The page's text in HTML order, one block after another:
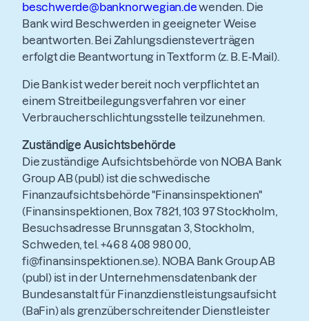
beschwerde@banknorwegian.dewenden. Die
Bank wird Beschwerden in geeigneter Weise
beantworten. Bei Zahlungsdiensteverträgen
erfolgt die Beantwortung in Textform (z. B. E-Mail).
Die Bank ist weder bereit noch verpflichtet an
einem Streitbeilegungsverfahren vor einer
Verbraucherschlichtungsstelle teilzunehmen.
Zuständige Ausichtsbehörde
Die zuständige Aufsichtsbehörde von NOBA Bank
Group AB (publ) ist die schwedische
Finanzaufsichtsbehörde "Finansinspektionen"
(Finansinspektionen, Box 7821, 103 97 Stockholm,
Besuchsadresse Brunnsgatan 3, Stockholm,
Schweden, tel. +46 8 408 980 00,
fi@finansinspektionen.se). NOBA Bank Group AB
(publ) ist in der Unternehmensdatenbank der
Bundesanstalt für Finanzdienstleistungsaufsicht
(BaFin) als grenzüberschreitender Dienstleister